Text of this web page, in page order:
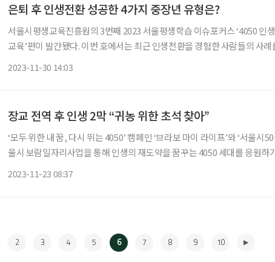
은퇴 후 인생전환 성공한 4가지 중장년 유형은?
서울시평생교육진흥원의 3번째 2023 서울평생학습 이슈포커스 ‘4050 인
교육’편이 발간됐다. 이번 호에서는 최근 인생전환을 경험한 사람들의 사례를 분석해 전환 유
2023-11-30 14:03
장교 전역 후 인생 2막 “귀농 위한 초석 찾아”
‘모두 위한 내 꿈, 다시 뛰는 4050’ 캠페인 ‘브라보 마이 라이프’와 ‘서울시50플러스재단’은 서
울시 보람일자리사업을 통해 인생의 재도약을 꿈꾸는 4050 세대를 응원하기 위해, ‘모두 위
2023-11-23 08:37
2 3 4 5 6 7 8 9 10